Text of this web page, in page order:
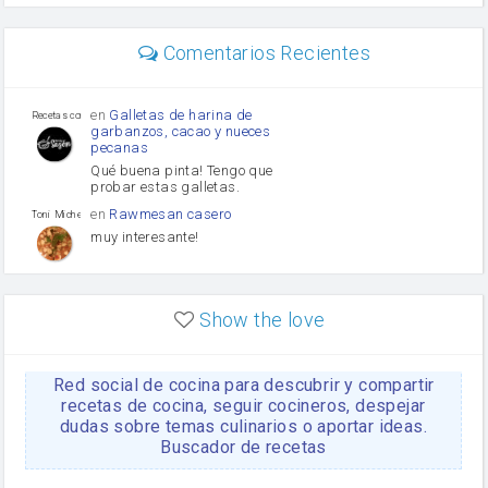
Comentarios Recientes
Recetas con sazon
en Galletas de harina de
garbanzos, cacao y nueces
pecanas
Qué buena pinta! Tengo que
probar estas galletas.
Toni Michel Caubet
en Rawmesan casero
muy interesante!
enLasaña casera fácil y
HOJALDROSA TV
enGachas de la abuela
Rosa
https://youtu.be/Mz69gcVO3sI
Rosa enReceta Del Bizcocho
Show the love
Red social de cocina para descubrir y compartir
recetas de cocina, seguir cocineros, despejar
dudas sobre temas culinarios o aportar ideas.
Buscador de recetas